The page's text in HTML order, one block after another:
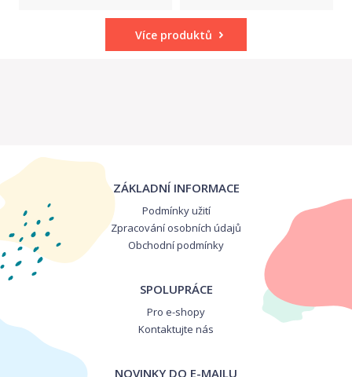
Více produktů
ZÁKLADNÍ INFORMACE
Podmínky užití
Zpracování osobních údajů
Obchodní podmínky
SPOLUPRÁCE
Pro e-shopy
Kontaktujte nás
NOVINKY DO E-MAILU